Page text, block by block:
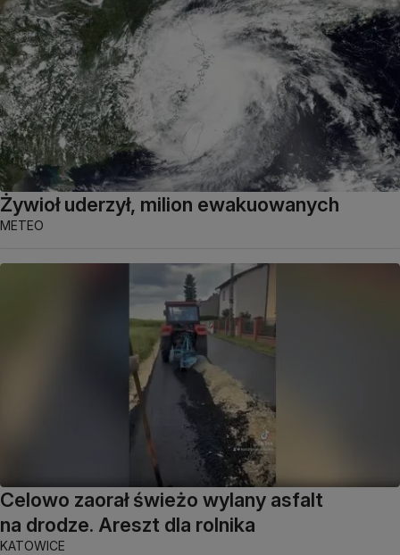
Żywioł uderzył, milion ewakuowanych
METEO
Celowo zaorał świeżo wylany asfalt
na drodze. Areszt dla rolnika
KATOWICE